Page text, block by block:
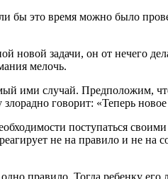
бы это время можно было
новой задачи, он от нечего
мелочь.
ими случай. Предположим,
говорит: «Теперь
поступаться
не на правило и не